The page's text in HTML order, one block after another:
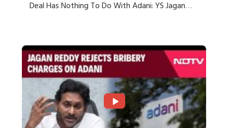
Deal Has Nothing To Do With Adani: YS Jagan